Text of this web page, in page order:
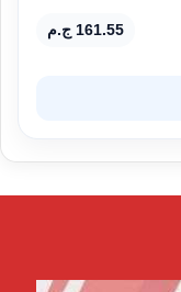
161.55 ج.م